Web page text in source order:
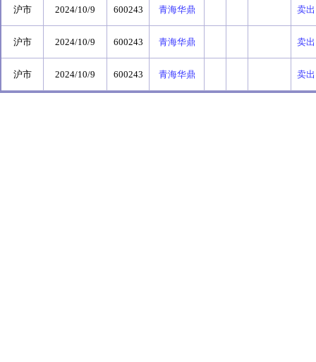
沪市 2024/10/9 600243 青海华鼎 卖出
沪市 2024/10/9 600243 青海华鼎 卖出
沪市 2024/10/9 600243 青海华鼎 卖出